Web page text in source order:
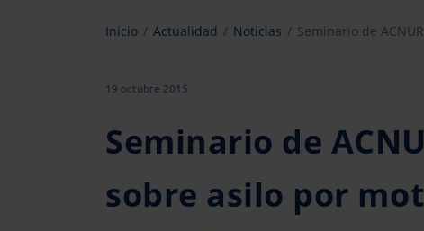
Inicio Actualidad Noticias Seminario de
19 octubre 2015
Seminario de
sobre asilo por